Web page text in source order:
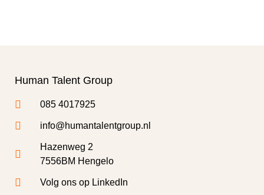
Human Talent Group
085 4017925
info@humantalentgroup.nl
Hazenweg 2
7556BM Hengelo
Volg ons op LinkedIn